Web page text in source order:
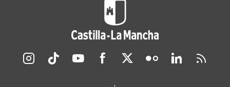
Redes sociales JCCM